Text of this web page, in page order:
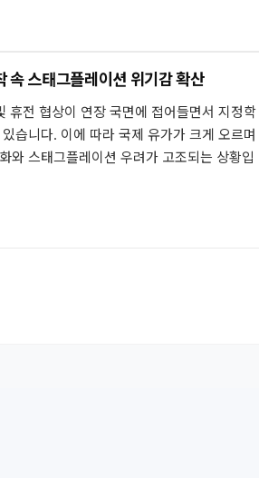
속 스태그플레이션 위기감 확산
휴전 협상이 연장 국면에 접어들면서 지정학
습니다. 이에 따라 국제 유가가 크게 오르며
와 스태그플레이션 우려가 고조되는 상황입